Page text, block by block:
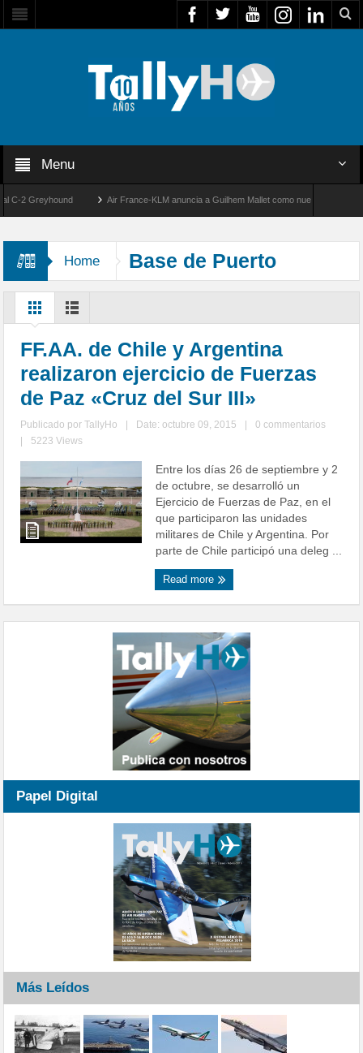
Menu
Greyhound Air France-KLM anuncia a Guilhem Mallet como nuevo Director
Home
Base de Puerto
Belgrano
FF.AA. de Chile y Argentina
realizaron ejercicio de Fuerzas
de Paz «Cruz del Sur III»
Publicado porTallyHo Date: octubre 09, 2015
0 commentarios
5223 Views
Entre los días 26 de septiembre y 2
de octubre, se desarrolló un
Ejercicio de Fuerzas de Paz, en el
que participaron las unidades
militares de Chile y Argentina. Por
parte de Chile participó una deleg ...
Read more
Papel Digital
Más Leídos